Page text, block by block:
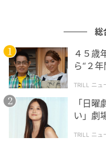
総
４５歳
ら“２
TRILL ニュ
「日
い」劇
TRILL ニュ